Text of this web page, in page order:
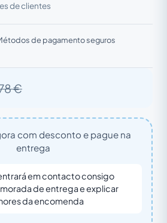
de clientes
de pagamento seguros
€
com desconto e pague na
entrega
em contacto consigo
de entrega e explicar
da encomenda